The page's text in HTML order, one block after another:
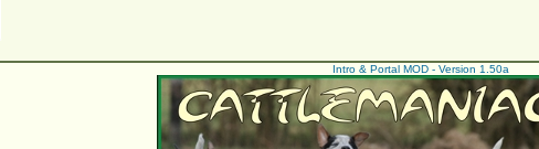
Intro & Portal MOD - Version 1.50a